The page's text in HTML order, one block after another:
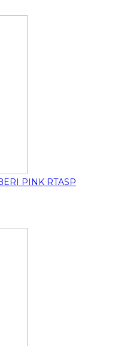
PINK RTASP